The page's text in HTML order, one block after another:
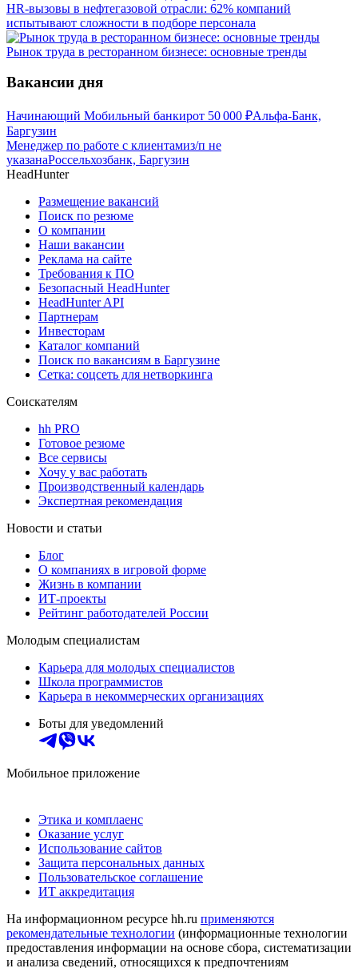
HR-вызовы в нефтегазовой отрасли: 62% компаний
испытывают сложности в подборе персонала
Рынок труда в ресторанном бизнесе: основные тренды
Вакансии дня
Начинающий Мобильный банкирот 50 000 ₽Альфа-Банк,
Баргузин
Менеджер по работе с клиентамиз/п не
указанаРоссельхозбанк, Баргузин
HeadHunter
Размещение вакансий
Поиск по резюме
О компании
Наши вакансии
Реклама на сайте
Требования к ПО
Безопасный HeadHunter
HeadHunter API
Партнерам
Инвесторам
Каталог компаний
Поиск по вакансиям в Баргузине
Сетка: соцсеть для нетворкинга
Соискателям
hh PRO
Готовое резюме
Все сервисы
Хочу у вас работать
Производственный календарь
Экспертная рекомендация
Новости и статьи
Блог
О компаниях в игровой форме
Жизнь в компании
ИТ-проекты
Рейтинг работодателей России
Молодым специалистам
Карьера для молодых специалистов
Школа программистов
Карьера в некоммерческих организациях
Боты для уведомлений
Мобильное приложение
Этика и комплаенс
Оказание услуг
Использование сайтов
Защита персональных данных
Пользовательское соглашение
ИТ аккредитация
На информационном ресурсе hh.ru применяются
рекомендательные технологии (информационные технологии
предоставления информации на основе сбора, систематизации
и анализа сведений, относящихся к предпочтениям